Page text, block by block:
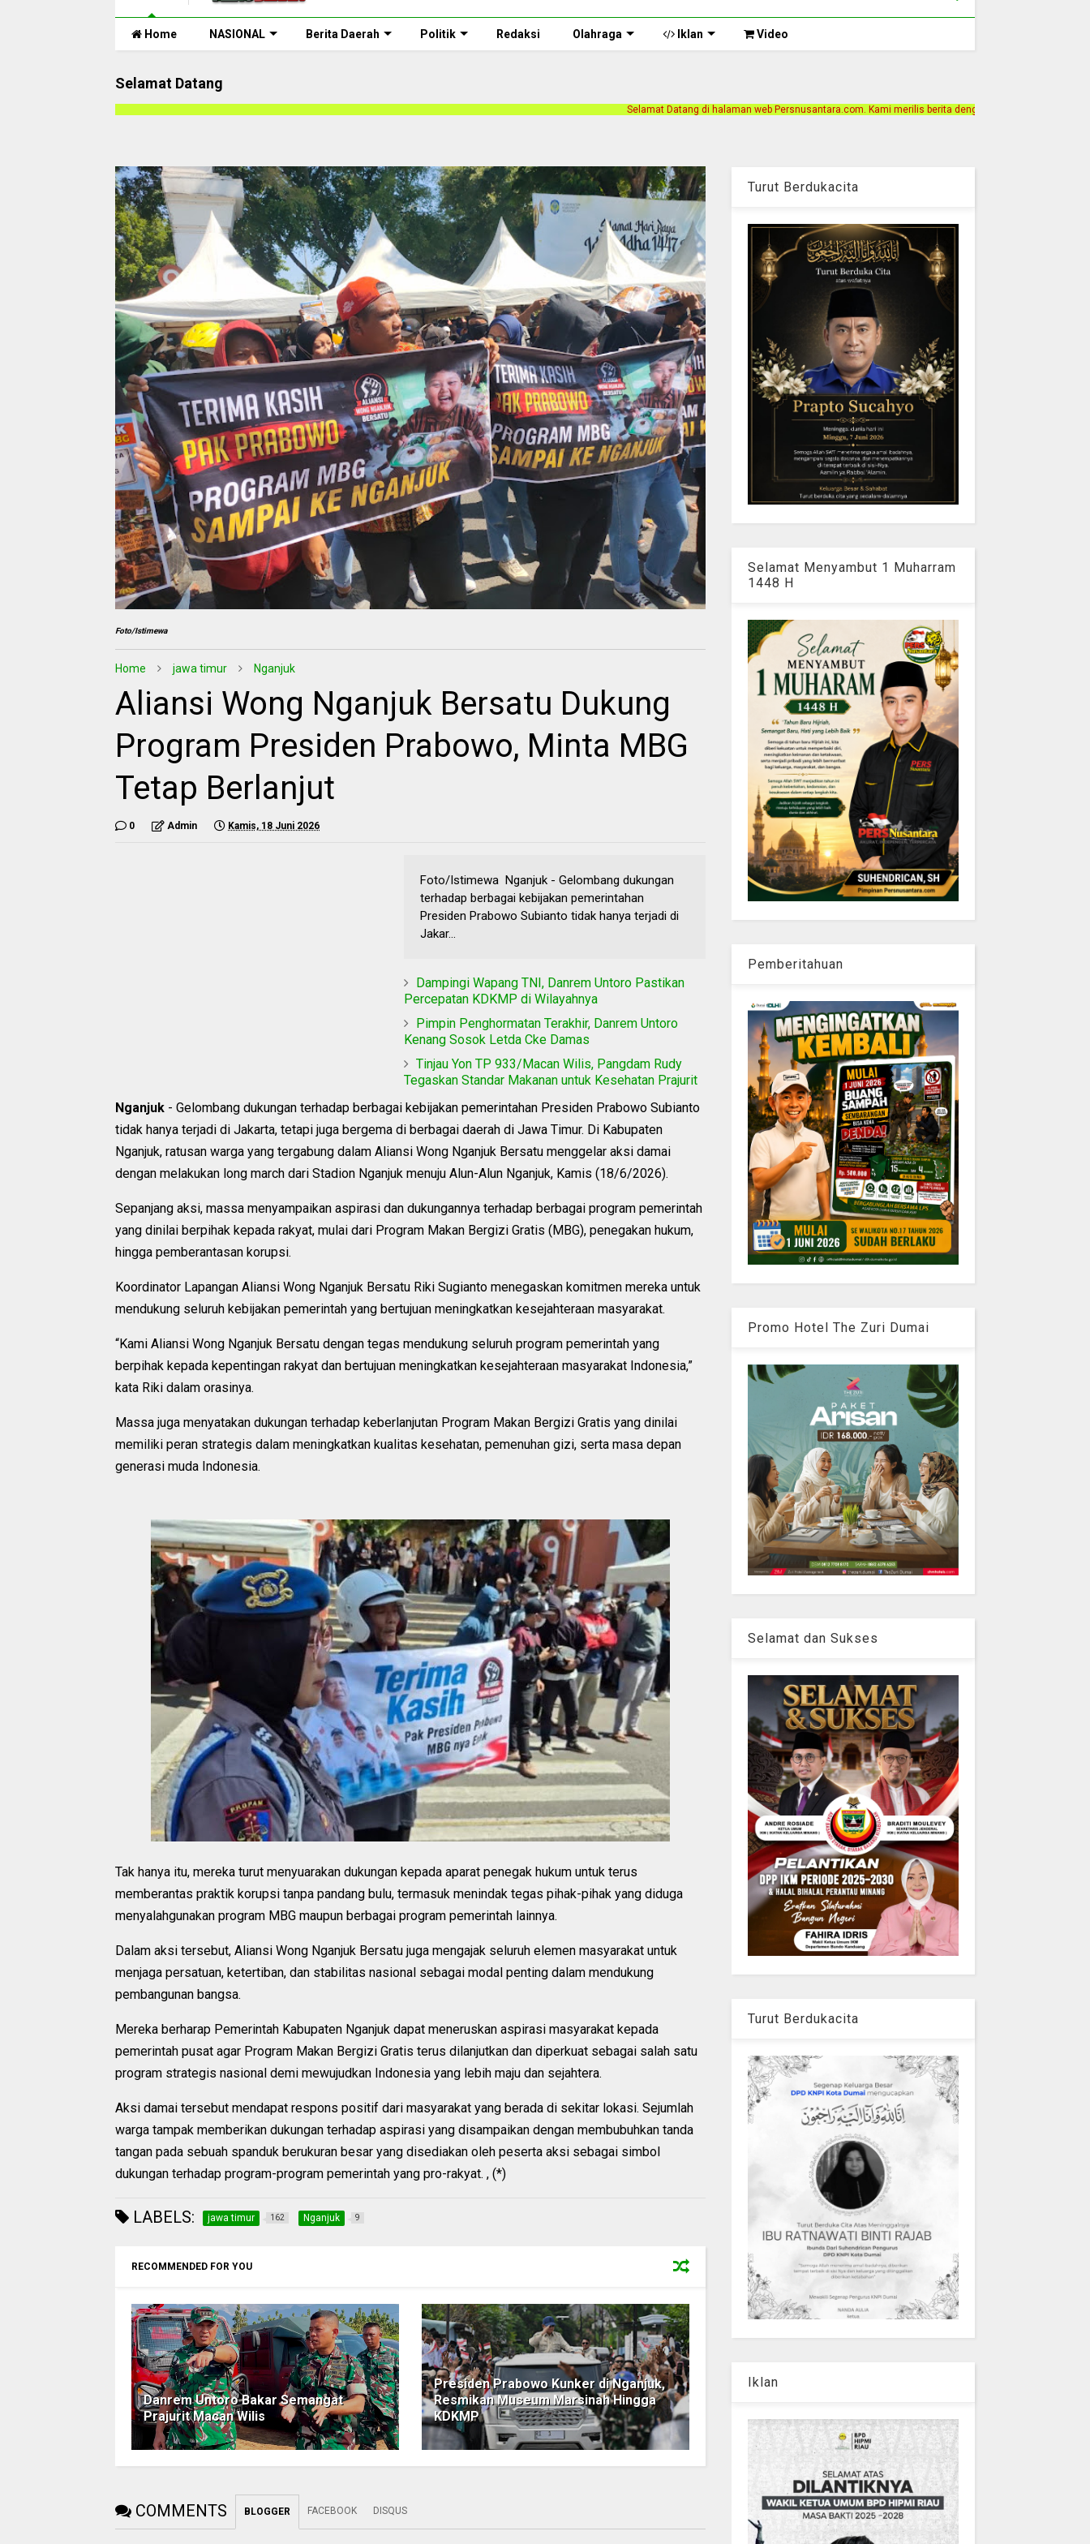
Home NASIONAL Berita Daerah Politik Redaksi Olahraga Iklan Video
Selamat Datang
Selamat Datang di halaman web Persnusantara.com. Kami merilis berita dengan motto Akurat, Independen, Terpercaya. Alamat
Foto/Istimewa
Home jawa timur Nganjuk
Aliansi Wong Nganjuk Bersatu Dukung
Program Presiden Prabowo, Minta MBG
Tetap Berlanjut
0 Admin Kamis, 18 Juni 2026
Foto/Istimewa Nganjuk - Gelombang dukungan
terhadap berbagai kebijakan pemerintahan
Presiden Prabowo Subianto tidak hanya terjadi di
Jakar...
Dampingi Wapang TNI, Danrem Untoro Pastikan
Percepatan KDKMP di Wilayahnya
Pimpin Penghormatan Terakhir, Danrem Untoro
Kenang Sosok Letda Cke Damas
Tinjau Yon TP 933/Macan Wilis, Pangdam Rudy
Tegaskan Standar Makanan untuk Kesehatan Prajurit
Nganjuk - Gelombang dukungan terhadap berbagai kebijakan pemerintahan Presiden Prabowo Subianto
tidak hanya terjadi di Jakarta, tetapi juga bergema di berbagai daerah di Jawa Timur. Di Kabupaten
Nganjuk, ratusan warga yang tergabung dalam Aliansi Wong Nganjuk Bersatu menggelar aksi damai
dengan melakukan long march dari Stadion Nganjuk menuju Alun-Alun Nganjuk, Kamis (18/6/2026).
Sepanjang aksi, massa menyampaikan aspirasi dan dukungannya terhadap berbagai program pemerintah
yang dinilai berpihak kepada rakyat, mulai dari Program Makan Bergizi Gratis (MBG), penegakan hukum,
hingga pemberantasan korupsi.
Koordinator Lapangan Aliansi Wong Nganjuk Bersatu Riki Sugianto menegaskan komitmen mereka untuk
mendukung seluruh kebijakan pemerintah yang bertujuan meningkatkan kesejahteraan masyarakat.
“Kami Aliansi Wong Nganjuk Bersatu dengan tegas mendukung seluruh program pemerintah yang
berpihak kepada kepentingan rakyat dan bertujuan meningkatkan kesejahteraan masyarakat Indonesia,”
kata Riki dalam orasinya.
Massa juga menyatakan dukungan terhadap keberlanjutan Program Makan Bergizi Gratis yang dinilai
memiliki peran strategis dalam meningkatkan kualitas kesehatan, pemenuhan gizi, serta masa depan
generasi muda Indonesia.
Tak hanya itu, mereka turut menyuarakan dukungan kepada aparat penegak hukum untuk terus
memberantas praktik korupsi tanpa pandang bulu, termasuk menindak tegas pihak-pihak yang diduga
menyalahgunakan program MBG maupun berbagai program pemerintah lainnya.
Dalam aksi tersebut, Aliansi Wong Nganjuk Bersatu juga mengajak seluruh elemen masyarakat untuk
menjaga persatuan, ketertiban, dan stabilitas nasional sebagai modal penting dalam mendukung
pembangunan bangsa.
Mereka berharap Pemerintah Kabupaten Nganjuk dapat meneruskan aspirasi masyarakat kepada
pemerintah pusat agar Program Makan Bergizi Gratis terus dilanjutkan dan diperkuat sebagai salah satu
program strategis nasional demi mewujudkan Indonesia yang lebih maju dan sejahtera.
Aksi damai tersebut mendapat respons positif dari masyarakat yang berada di sekitar lokasi. Sejumlah
warga tampak memberikan dukungan terhadap aspirasi yang disampaikan dengan membubuhkan tanda
tangan pada sebuah spanduk berukuran besar yang disediakan oleh peserta aksi sebagai simbol
dukungan terhadap program-program pemerintah yang pro-rakyat. , (*)
LABELS: jawa timur 162 Nganjuk 9
RECOMMENDED FOR YOU
Danrem Untoro Bakar Semangat
Prajurit Macan Wilis
Presiden Prabowo Kunker di Nganjuk,
Resmikan Museum Marsinah Hingga
KDKMP
COMMENTS BLOGGER FACEBOOK DISQUS
Turut Berdukacita
Selamat Menyambut 1 Muharram
1448 H
Pemberitahuan
Promo Hotel The Zuri Dumai
Selamat dan Sukses
Turut Berdukacita
Iklan